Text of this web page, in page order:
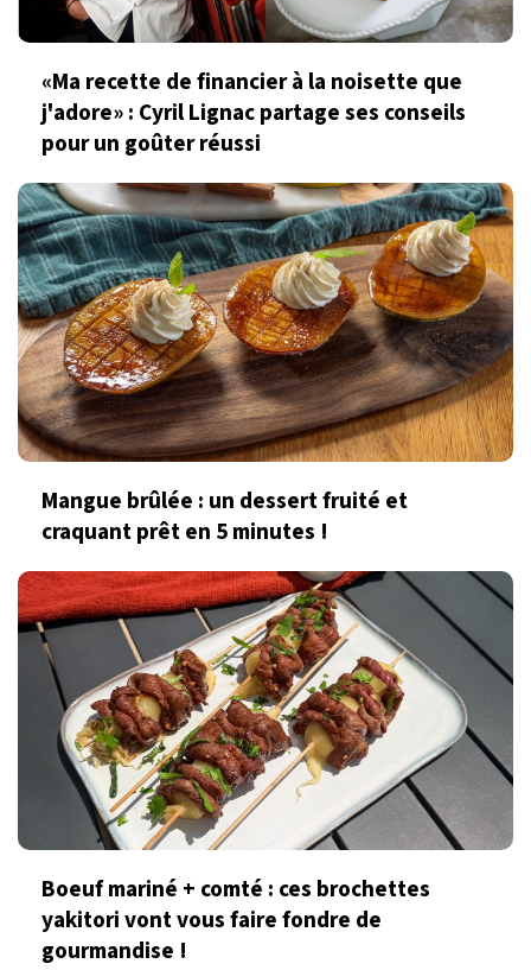
«Ma recette de financier à la noisette que
j'adore» : Cyril Lignac partage ses conseils
pour un goûter réussi
Mangue brûlée : un dessert fruité et
craquant prêt en 5 minutes !
Boeuf mariné + comté : ces brochettes
yakitori vont vous faire fondre de
gourmandise !